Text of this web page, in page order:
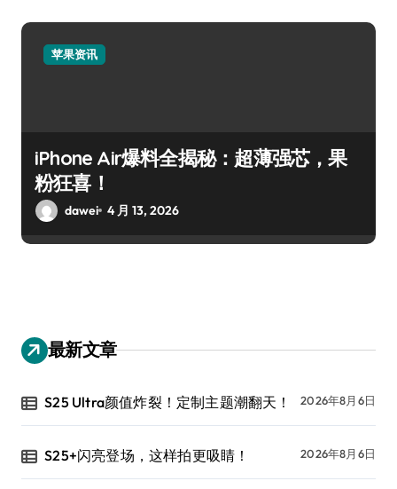
苹果资讯
iPhone Air爆料全揭秘：超薄强芯，果
粉狂喜！
dawei 4 月 13, 2026
最新文章
S25 Ultra颜值炸裂！定制主题潮翻天！ 2026年8月6日
S25+闪亮登场，这样拍更吸睛！ 2026年8月6日